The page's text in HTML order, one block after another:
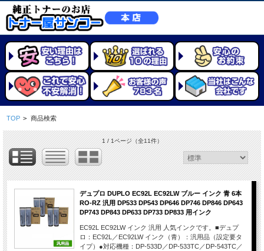
TOP > 商品検索
1 / 1ページ（全11件）
デュプロ DUPLO EC92L EC92LW ブルー インク 青 6本
RO-RZ 汎用 DP533 DP543 DP646 DP746 DP846 DP643
DP743 DP843 DP633 DP733 DP833 用インク
EC92L EC92LW インク 汎用 人気インクです。■デュプ
ロ：EC92L／EC92LW インク（青）：汎用品（設定要タ
イプ）●対応機種：DP-533D／DP-533TC／DP-543TC／